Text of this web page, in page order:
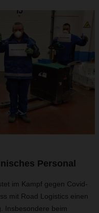
Personal
im Kampf gegen Covid-
mit Road Logistics einen
Insbesondere beim